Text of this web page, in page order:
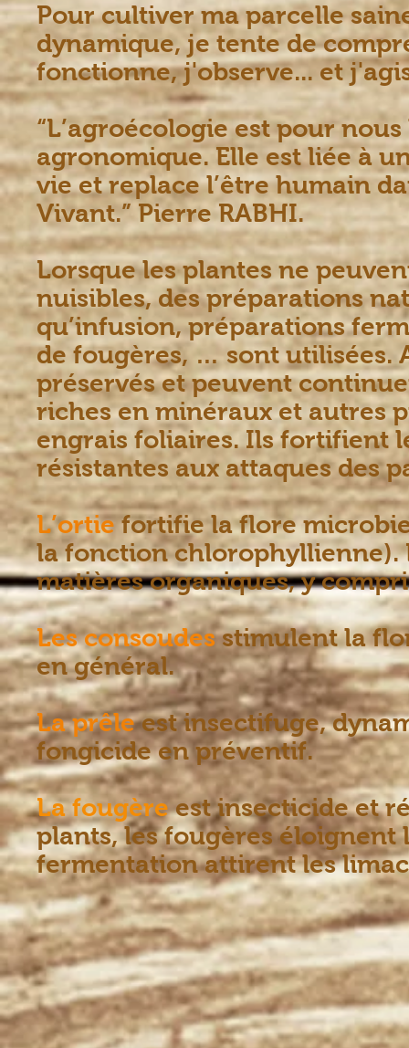
Pour cultiver ma parcelle
dynamique, je tente de
fonctionne, j'observe... et
“L’agroécologie est pour
agronomique. Elle est liée à
vie et replace l’être humain
Vivant.” PierreRABHI.
Lorsque les plantes ne
nuisibles, des préparations
qu’infusion, préparations
de fougères, … sont utilisées.
préservés et peuvent
riches en minéraux et autres
engrais foliaires. Ils fortifient
résistantes aux attaques des
L’ortie fortifie la flore
la fonction chlorophyllienne).
matières organiques, y
Les consoudes stimulent la
en général.
La prêle est insectifuge,
fongicide en préventif.
La fougère est insecticide et
plants, les fougères éloignent
fermentation attirent les